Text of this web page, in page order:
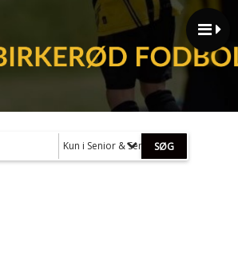
Kun i Senior & Senior+